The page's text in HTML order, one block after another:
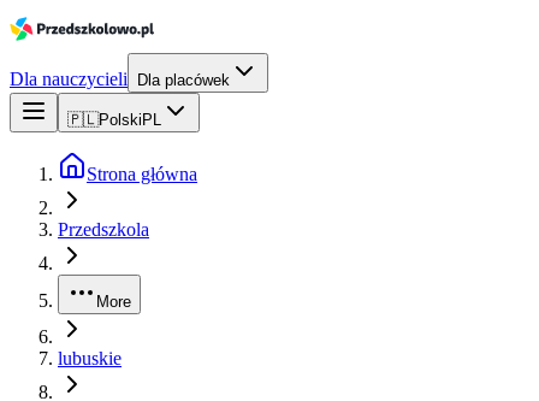
Dla nauczycieli Dla placówek
🇵🇱Polski PL
Strona główna
Przedszkola
More
lubuskie